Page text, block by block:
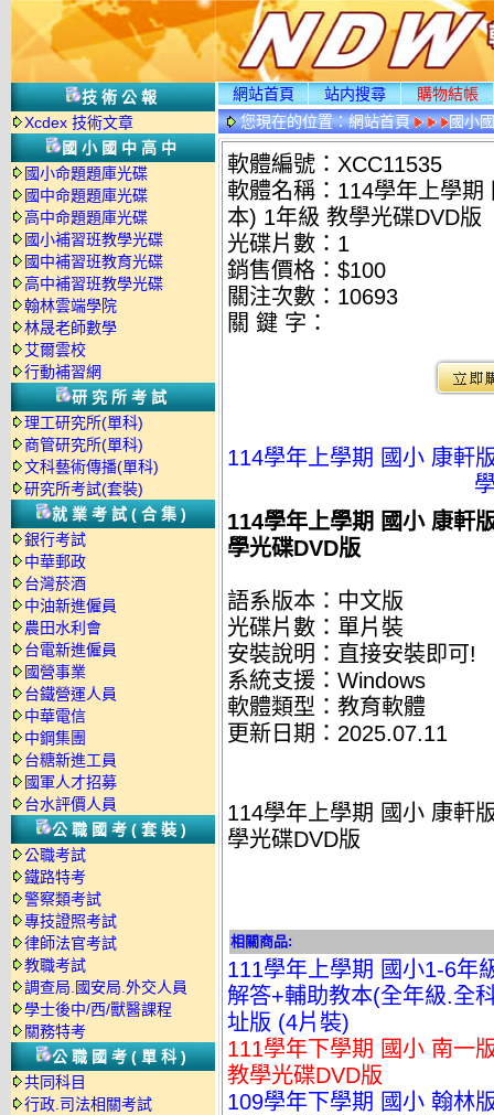
技術公報
Xcdex 技術文章
國小國中高中
國小命題題庫光碟
國中命題題庫光碟
高中命題題庫光碟
國小補習班教學光碟
國中補習班教育光碟
高中補習班教學光碟
翰林雲端學院
林晟老師數學
艾爾雲校
行動補習網
研究所考試
理工研究所(單科)
商管研究所(單科)
文科藝術傳播(單科)
研究所考試(套裝)
就業考試(合集)
銀行考試
中華郵政
台灣菸酒
中油新進僱員
農田水利會
台電新進僱員
國營事業
台鐵營運人員
中華電信
中鋼集團
台糖新進工員
國軍人才招募
台水評價人員
公職國考(套裝)
公職考試
鐵路特考
警察類考試
專技證照考試
律師法官考試
教職考試
調查局.國安局.外交人員
學士後中/西/獸醫課程
關務特考
公職國考(單科)
共同科目
行政.司法相關考試
網站首頁 站内搜尋
購物結帳
您現在的位置：網站首頁 國小
軟體編號：XCC11535
軟體名稱：114學年上學
本) 1年級 教學光碟DVD版
光碟片數：1
銷售價格：$100
關注次數： 10693
關 鍵 字：
114學年上學期 國小 康軒
114學年上學期 國小 康軒
學光碟DVD版
語系版本：中文版
光碟片數：單片裝
安裝說明：直接安裝即可!
系統支援：Windows
軟體類型：教育軟體
更新日期：2025.07.11
114學年上學期 國小 康軒
學光碟DVD版
相關商品:
111學年上學期 國小1-6年
解答+輔助教本(全年級.全
址版 (4片裝)
111學年下學期 國小 南一
教學光碟DVD版
109學年下學期 國小 翰林